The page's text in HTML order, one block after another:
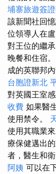
埔寨旅遊簽
該新聞社回
位領導人在
對王位的繼
晚餐和住宿。
成的英聯邦
台胞證新北
對英國王室
收費 如果醫
使用禁令。
使用其職業
療保健邁出
者，醫生和
阿姨 可以在